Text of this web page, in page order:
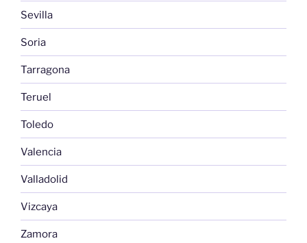
Sevilla
Soria
Tarragona
Teruel
Toledo
Valencia
Valladolid
Vizcaya
Zamora